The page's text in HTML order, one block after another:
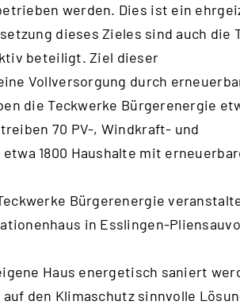
werden. Dies ist ein
dieses Zieles sind auch die
beteiligt. Ziel dieser
Vollversorgung durch
die Teckwerke Bürgerenergie
70 PV-, Windkraft- und
1800 Haushalte mit
Bürgerenergie
in Esslingen-
Haus energetisch saniert
den Klimaschutz sinnvolle